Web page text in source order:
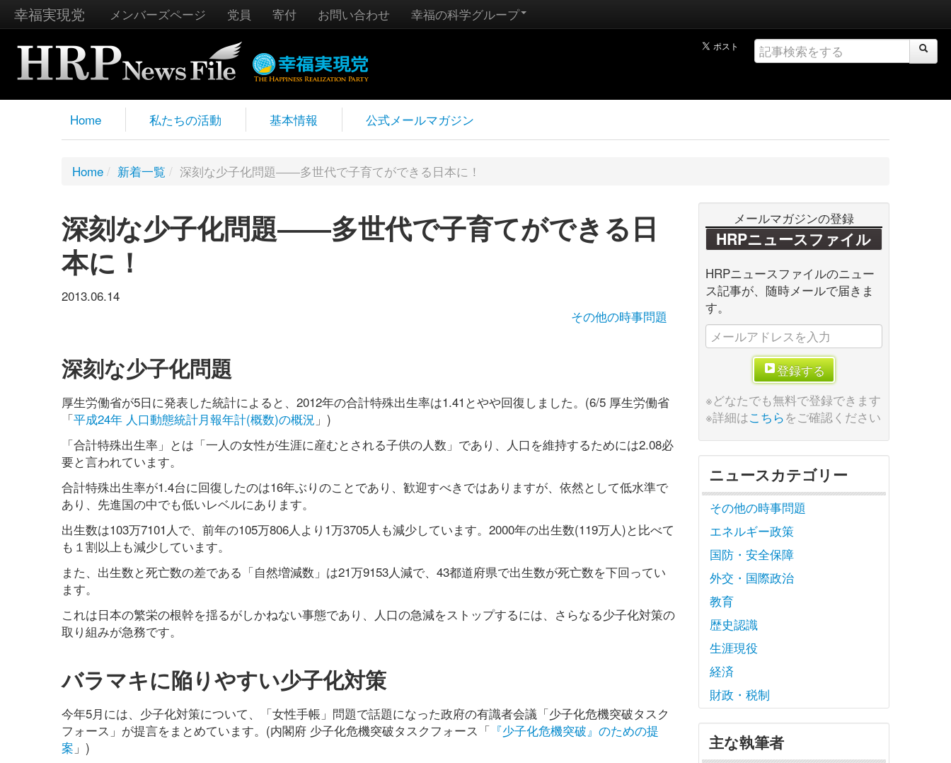
幸福実現党 メンバーズページ 党員 寄付 お問い合わせ 幸福の科学グループ
Home 私たちの活動 基本情報 公式メールマガジン
Home / 新着一覧 / 深刻な少子化問題――多世代で子育てができる日本に！
深刻な少子化問題――多世代で子育てができる日
本に！
2013.06.14
その他の時事問題
深刻な少子化問題
厚生労働省が5日に発表した統計によると、2012年の合計特殊出生率は1.41とやや回復しました。(6/5 厚生労働省
「平成24年 人口動態統計月報年計(概数)の概況 」)
「合計特殊出生率」とは「一人の女性が生涯に産むとされる子供の人数」であり、人口を維持するためには2.08必
要と言われています。
合計特殊出生率が1.4台に回復したのは16年ぶりのことであり、歓迎すべきではありますが、依然として低水準で
あり、先進国の中でも低いレベルにあります。
出生数は103万7101人で、前年の105万806人より1万3705人も減少しています。2000年の出生数(119万人)と比べて
も１割以上も減少しています。
また、出生数と死亡数の差である「自然増減数」は21万9153人減で、43都道府県で出生数が死亡数を下回ってい
ます。
これは日本の繁栄の根幹を揺るがしかねない事態であり、人口の急減をストップするには、さらなる少子化対策の
取り組みが急務です。
バラマキに陥りやすい少子化対策
今年5月には、少子化対策について、「女性手帳」問題で話題になった政府の有識者会議「少子化危機突破タスク
フォース」が提言をまとめています。(内閣府 少子化危機突破タスクフォース「 『少子化危機突破』のための提
案 」)
メールマガジンの登録
HRPニュースファイル
HRPニュースファイルのニュー
ス記事が、随時メールで届きま
す。
登録する
※どなたでも無料で登録できます
※詳細はこちらをご確認ください
ニュースカテゴリー
その他の時事問題
エネルギー政策
国防・安全保障
外交・国際政治
教育
歴史認識
生涯現役
経済
財政・税制
主な執筆者